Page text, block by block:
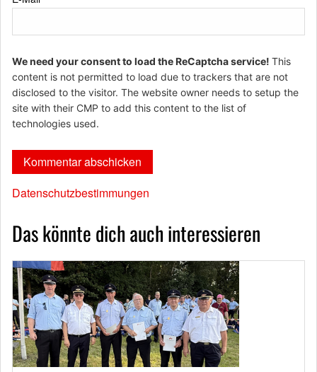
We need your consent to load the ReCaptcha service! This
content is not permitted to load due to trackers that are not
disclosed to the visitor. The website owner needs to setup the
site with their CMP to add this content to the list of
technologies used.
Datenschutzbestimmungen
Das könnte dich auch interessieren